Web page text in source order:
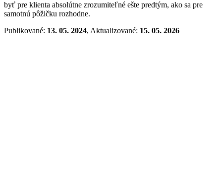
byť pre klienta absolútne zrozumiteľné ešte predtým, ako sa pre
samotnú pôžičku rozhodne.
Publikované: 13. 05. 2024, Aktualizované: 15. 05. 2026